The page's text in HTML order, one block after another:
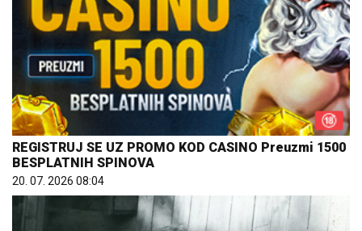
REGISTRUJ SE UZ PROMO KOD CASINO Preuzmi 1500
BESPLATNIH SPINOVA
20. 07. 2026 08:04